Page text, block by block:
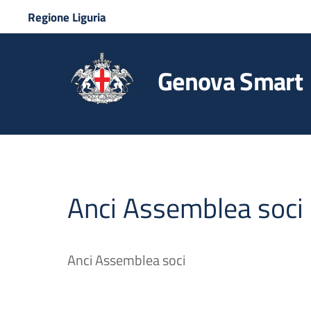
Regione Liguria
Genova Smart
Anci Assemblea soci
Anci Assemblea soci